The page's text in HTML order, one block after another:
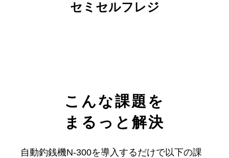
セミセルフレジ
こんな課題を
まるっと解決
自動釣銭機N-300を導入するだけで以下の課